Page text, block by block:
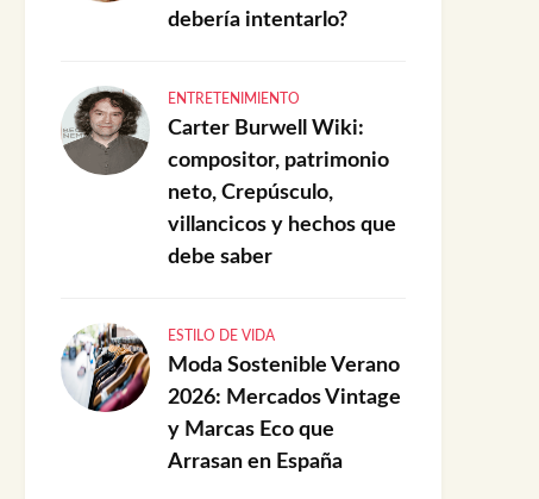
debería intentarlo?
ENTRETENIMIENTO
Carter Burwell Wiki:
compositor, patrimonio
neto, Crepúsculo,
villancicos y hechos que
debe saber
ESTILO DE VIDA
Moda Sostenible Verano
2026: Mercados Vintage
y Marcas Eco que
Arrasan en España